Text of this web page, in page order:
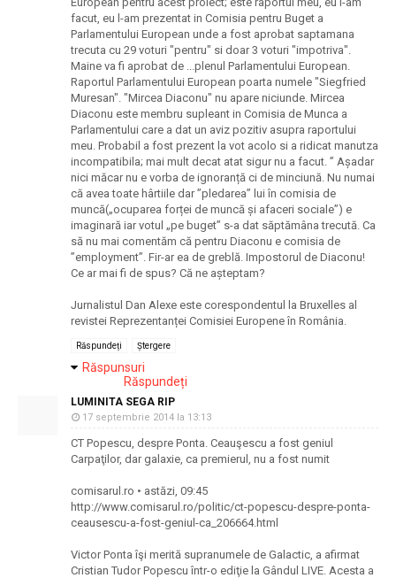
facut, eu l-am prezentat in Comisia pentru Buget a
Parlamentului European unde a fost aprobat saptamana
trecuta cu 29 voturi "pentru" si doar 3 voturi "impotriva".
Maine va fi aprobat de ...plenul Parlamentului European.
Raportul Parlamentului European poarta numele "Siegfried
Muresan". "Mircea Diaconu" nu apare niciunde. Mircea
Diaconu este membru supleant in Comisia de Munca a
Parlamentului care a dat un aviz pozitiv asupra raportului
meu. Probabil a fost prezent la vot acolo si a ridicat manutza
incompatibila; mai mult decat atat sigur nu a facut. ” Așadar
nici măcar nu e vorba de ignoranță ci de minciună. Nu numai
că avea toate hârtiile dar ”pledarea” lui în comisia de
muncă(„ocuparea forței de muncă și afaceri sociale”) e
imaginară iar votul „pe buget” s-a dat săptămâna trecută. Ca
să nu mai comentăm că pentru Diaconu e comisia de
”employment”. Fir-ar ea de greblă. Impostorul de Diaconu!
Ce ar mai fi de spus? Că ne așteptam?
Jurnalistul Dan Alexe este corespondentul la Bruxelles al
revistei Reprezentanței Comisiei Europene în România.
Răspundeți Ștergere
Răspunsuri
Răspundeți
LUMINITA SEGA RIP
17 septembrie 2014 la 13:13
CT Popescu, despre Ponta. Ceauşescu a fost geniul
Carpaţilor, dar galaxie, ca premierul, nu a fost numit
comisarul.ro • astăzi, 09:45
http://www.comisarul.ro/politic/ct-popescu-despre-ponta-
ceausescu-a-fost-geniul-ca_206664.html
Victor Ponta îşi merită supranumele de Galactic, a afirmat
Cristian Tudor Popescu într-o ediţie la Gândul LIVE. Acesta a